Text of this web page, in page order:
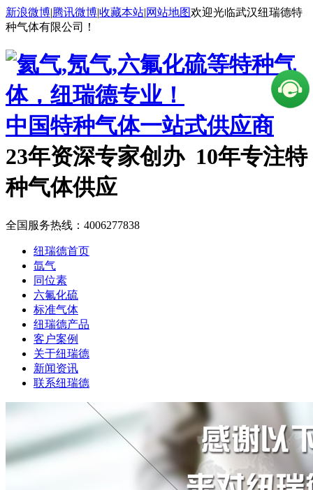
新浪微博|腾讯微博|收藏本站|网站地图欢迎光临武汉纽瑞德特
种气体有限公司！
中国特种气体一站式供应商
23年资深专家创办 10年专注特
种气体供应
全国服务热线： 4006277838
纽瑞德首页
氙气
同位素
六氟化硫
标准气体
纽瑞德产品
客户案例
关于纽瑞德
新闻资讯
联系纽瑞德